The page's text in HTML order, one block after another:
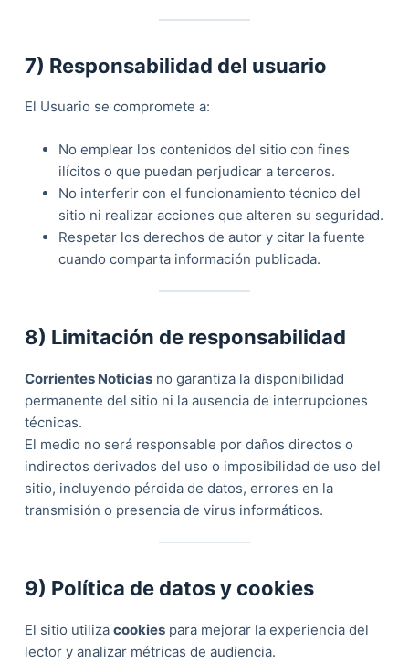
7) Responsabilidad del usuario
El Usuario se compromete a:
No emplear los contenidos del sitio con fines
ilícitos o que puedan perjudicar a terceros.
No interferir con el funcionamiento técnico del
sitio ni realizar acciones que alteren su seguridad.
Respetar los derechos de autor y citar la fuente
cuando comparta información publicada.
8) Limitación de responsabilidad
Corrientes Noticiasno garantiza la disponibilidad
permanente del sitio ni la ausencia de interrupciones
técnicas.
El medio no será responsable por daños directos o
indirectos derivados del uso o imposibilidad de uso del
sitio, incluyendo pérdida de datos, errores en la
transmisión o presencia de virus informáticos.
9) Política de datos y cookies
El sitio utiliza cookiespara mejorar la experiencia del
lector y analizar métricas de audiencia.